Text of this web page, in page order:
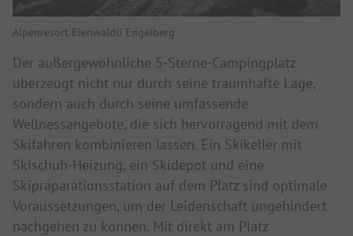
Alpenresort Eienwäldli Engelberg
Der außergewöhnliche 5-Sterne-Campingplatz
überzeugt nicht nur durch seine traumhafte Lage,
sondern auch durch seine umfassende
Wellnessangebote, die sich hervorragend mit dem
Skifahren kombinieren lassen. Ein Skikeller mit
Skischuh-Heizung, ein Skidepot und eine
Skipräparationsstation auf dem Platz sind optimale
Voraussetzungen, um der Leidenschaft ungehindert
nachgehen zu können. Mit direkt am Platz